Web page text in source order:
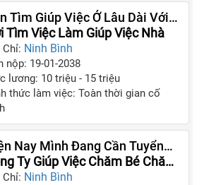
Tìm Giúp Việc Ở Lâu Dài Với
Đình Tôi Ít Xin Nghỉ
Tìm Việc Làm Giúp Việc Nhà
Ninh Bình
nộp: 19-01-2038
lương: 10 triệu - 15 triệu
thức làm việc: Toàn thời gian cố
Nay Mình Đang Cần Tuyển
Người Giúp Việc Cho Gia Đình
Ty Giúp Việc Chăm Bé Chăm
Già
Ninh Bình